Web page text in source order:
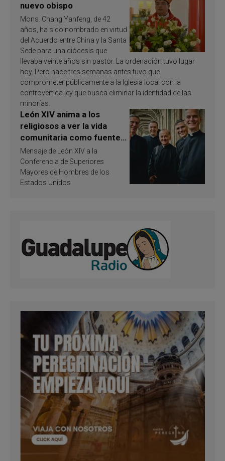
nuevo obispo
Mons. Chang Yanfeng, de 42
años, ha sido nombrado en virtud
del Acuerdo entre China y la Santa
Sede para una diócesis que
llevaba veinte años sin pastor. La ordenación tuvo lugar
hoy. Pero hace tres semanas antes tuvo que
comprometer públicamente a la Iglesia local con la
controvertida ley que busca eliminar la identidad de las
minorías.
León XIV anima a los
religiosos a ver la vida
comunitaria como fuente
de inspiración y
santificación
Mensaje de León XIV a la
Conferencia de Superiores
Mayores de Hombres de los
Estados Unidos